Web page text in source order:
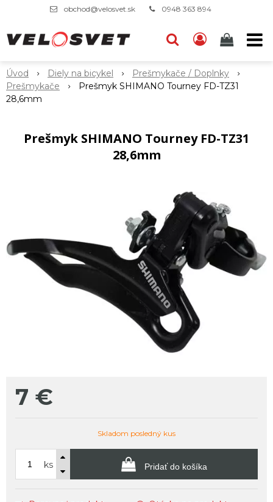
obchod@velosvet.sk 0948 363 894
Úvod Diely na bicykel
Prešmykače / Doplnky
Prešmykače
Prešmyk SHIMANO Tourney FD-TZ31
28,6mm
Prešmyk SHIMANO Tourney FD-TZ31
28,6mm
7 €
Skladom posledný kus
ks Pridať do košíka